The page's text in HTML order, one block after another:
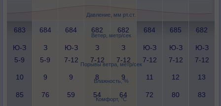
Давление, мм рт.ст.
Ветер, метр/сек
Порывы ветра, метр/сек
Влажность, %
Комфорт, °C
683 684 684 682 682 684 685 682
Ю-З
5-9
З
5-9
Ю-З
7-12
З
7-12
З
7-12
Ю-З
7-12
Ю-З
7-12
Ю-З
7-12
10 9 9 8 9 11 12 13
85 76 59 54 64 72 80 83